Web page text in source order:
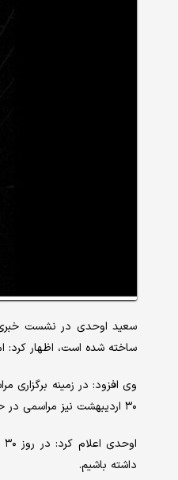
سعید اوحدی در نشست خبری
ساخته شده است، اظهار کرد:
۳۰ اردیبهشت نیز مراسمی در حرم عبدالعظیم حسنی (ع) برگزار خواهد شد.
داشته باشیم.